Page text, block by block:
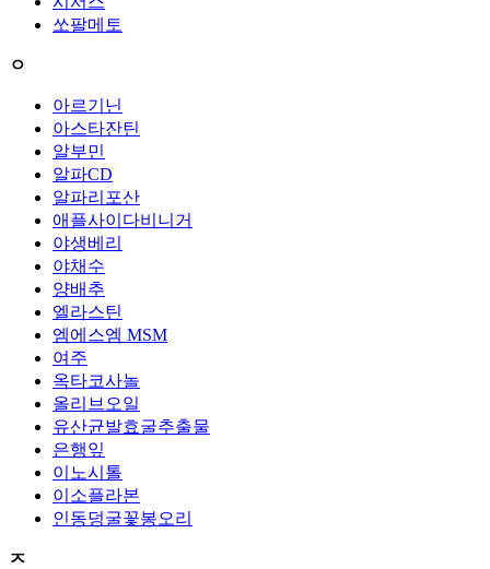
쏘팔메토
ㅇ
아르기닌
아스타잔틴
알부민
알파CD
알파리포산
애플사이다비니거
야생베리
야채수
양배추
엘라스틴
엠에스엠 MSM
여주
옥타코사놀
올리브오일
유산균발효굴추출물
은행잎
이노시톨
이소플라본
인동덩굴꽃봉오리
ㅈ